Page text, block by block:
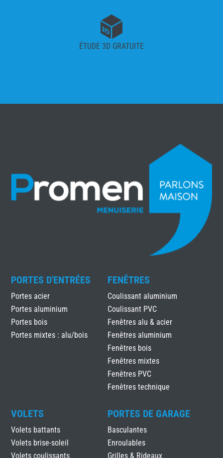
ÉTUDE 3D GRATUITE
PORTES D'ENTRÉES
Portes acier
Portes aluminium
Portes bois
Portes mixtes : alu/bois
FENÊTRES
Coulissant aluminium
Coulissant PVC
Fenêtres alu & acier
Fenêtres aluminium
Fenêtres bois
Fenêtres mixtes
Fenêtres PVC
Fenêtres technique
VOLETS
Volets battants
Volets brise-soleil
Volets coulissants
PORTES DE GARAGE
Basculantes
Enroulables
Grilles & Rideaux